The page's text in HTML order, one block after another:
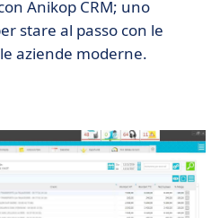
Anikop CRM; uno
stare al passo con le
aziende moderne.